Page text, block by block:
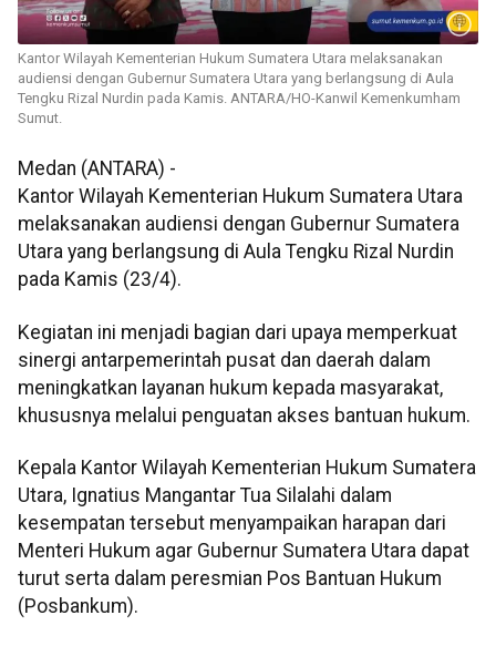
Kantor Wilayah Kementerian Hukum Sumatera Utara melaksanakan
audiensi dengan Gubernur Sumatera Utara yang berlangsung di Aula
Tengku Rizal Nurdin pada Kamis. ANTARA/HO-Kanwil Kemenkumham
Sumut.
Medan (ANTARA) -
Kantor Wilayah Kementerian Hukum Sumatera Utara
melaksanakan audiensi dengan Gubernur Sumatera
Utara yang berlangsung di Aula Tengku Rizal Nurdin
pada Kamis (23/4).
Kegiatan ini menjadi bagian dari upaya memperkuat
sinergi antarpemerintah pusat dan daerah dalam
meningkatkan layanan hukum kepada masyarakat,
khususnya melalui penguatan akses bantuan hukum.
Kepala Kantor Wilayah Kementerian Hukum Sumatera
Utara, Ignatius Mangantar Tua Silalahi dalam
kesempatan tersebut menyampaikan harapan dari
Menteri Hukum agar Gubernur Sumatera Utara dapat
turut serta dalam peresmian Pos Bantuan Hukum
(Posbankum).